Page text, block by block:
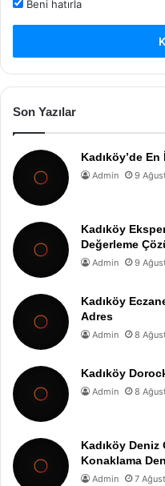
Beni hatırla
Son Yazılar
Kadıköy’de
Admin 9
Kadıköy
Değerleme
Admin 9
Kadıköy
Adres
Admin 8
Kadıköy
Admin 8
Kadıköy
Konaklama
Admin 7